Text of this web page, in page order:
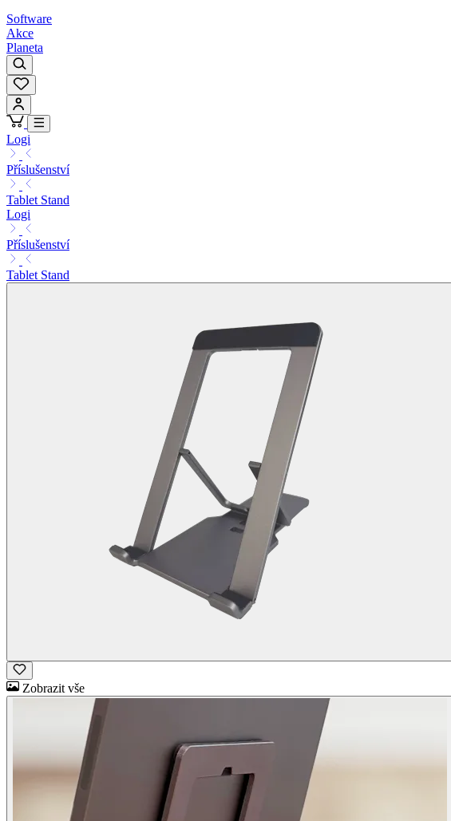
Software
Akce
Planeta
Logi
Příslušenství
Tablet Stand
Logi
Příslušenství
Tablet Stand
Zobrazit vše